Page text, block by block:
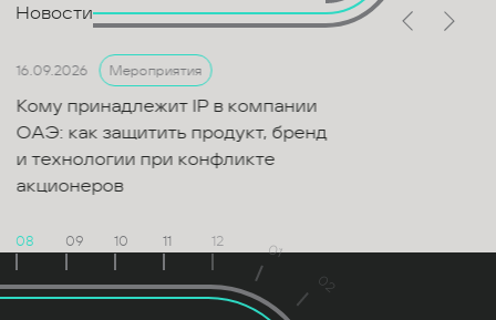
Новости
16.09.2026 Мероприятия
Кому принадлежит IP в компании
ОАЭ: как защитить продукт, бренд
и технологии при конфликте
акционеров
08 09 10 11 12 01
02